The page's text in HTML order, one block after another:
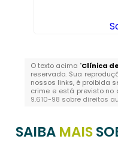
O texto acima "Clínica
reservado. Sua
nossos links, é proibida
crime e está previsto no
9.610-98 sobre direitos
SAIBA MAIS